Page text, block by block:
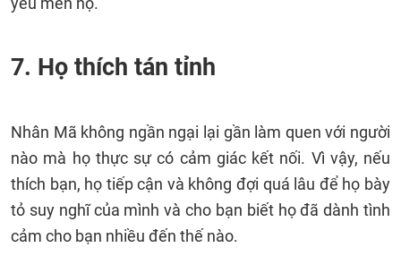
7. Họ thích tán tỉnh
Nhân Mã không ngần ngại lại gần làm quen với người
nào mà họ thực sự có cảm giác kết nối. Vì vậy, nếu
thích bạn, họ tiếp cận và không đợi quá lâu để họ bày
tỏ suy nghĩ của mình và cho bạn biết họ đã dành tình
cảm cho bạn nhiều đến thế nào.